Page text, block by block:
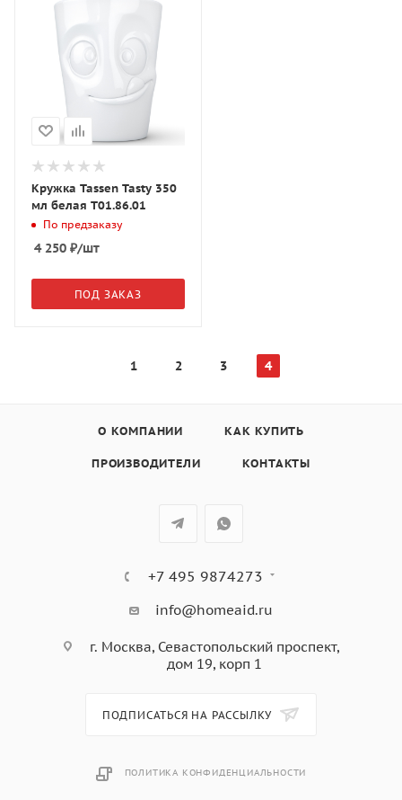
Кружка Tassen Tasty 350
мл белая T01.86.01
По предзаказу
4 250 ₽/шт
ПОД ЗАКАЗ
1 2 3 4
О КОМПАНИИ КАК КУПИТЬ
ПРОИЗВОДИТЕЛИ КОНТАКТЫ
+7 495 9874273
info@homeaid.ru
г. Москва, Севастопольский проспект,
дом 19, корп 1
ПОДПИСАТЬСЯ НА РАССЫЛКУ
ПОЛИТИКА КОНФИДЕНЦИАЛЬНОСТИ